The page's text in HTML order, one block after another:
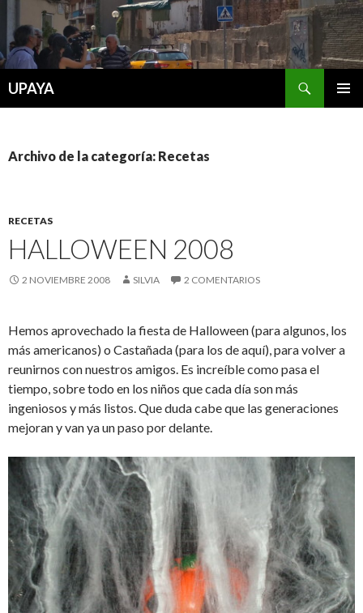
UPAYA
Archivo de la categoría: Recetas
RECETAS
HALLOWEEN 2008
2 NOVIEMBRE 2008 SILVIA 2 COMENTARIOS
Hemos aprovechado la fiesta de Halloween (para algunos, los
más americanos) o Castañada (para los de aquí), para volver a
reunirnos con nuestros amigos. Es increíble como pasa el
tiempo, sobre todo en los niños que cada día son más
ingeniosos y más listos. Que duda cabe que las generaciones
mejoran y van ya un paso por delante.